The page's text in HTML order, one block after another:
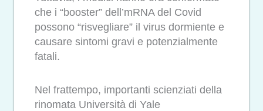
che i “booster” dell’mRNA del Covid
possono “risvegliare” il virus dormiente e
causare sintomi gravi e potenzialmente
fatali.
Nel frattempo, importanti scienziati della
rinomata Università di Yale